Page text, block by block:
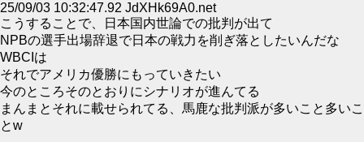
25/09/03 10:32:47.92 JdXHk69A0.net
こうすることで、日本国内世論での批判が出て
NPBの選手出場辞退で日本の戦力を削ぎ落としたいんだな
WBCIは
それでアメリカ優勝にもっていきたい
今のところそのとおりにシナリオが進んてる
まんまとそれに載せられてる、馬鹿な批判派が多いこと多いこ
とw